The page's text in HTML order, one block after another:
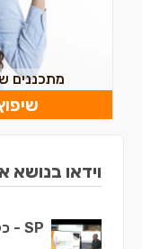
מתכננים
וידאו בנושא
SP - כל מה שאתם לא יודעים על צנרת